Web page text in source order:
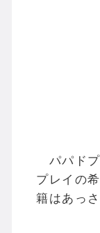
パパドプ
プレイの
籍はあっ